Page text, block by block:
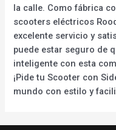
la calle. Como fábrica
scooters eléctricos
excelente servicio y
puede estar seguro de
inteligente con esta
¡Pide tu Scooter con
mundo con estilo y